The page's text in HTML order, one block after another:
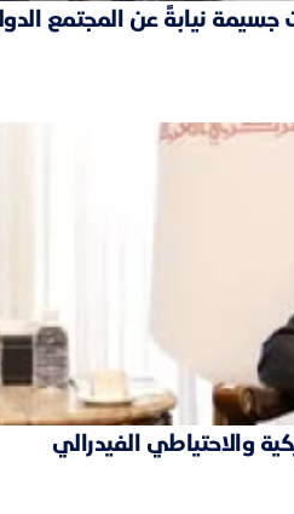
جسيمة نيابةً عن المجتمع
والاحتياطي الفيدرالي